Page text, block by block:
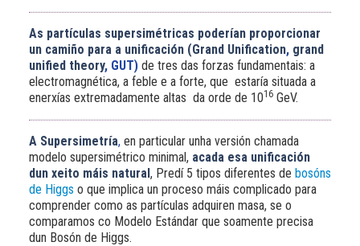
As partículas supersimétricas poderían proporcionar
un camiño para a unificación (Grand Unification, grand
unified theory, GUT) de tres das forzas fundamentais: a
electromagnética, a feble e a forte, que estaría situada a
enerxías extremadamente altas da orde de 1016 GeV.
A Supersimetría, en particular unha versión chamada
modelo supersimétrico minimal, acada esa unificación
dun xeito máis natural, Predí 5 tipos diferentes de bosóns
de Higgs o que implica un proceso máis complicado para
comprender como as partículas adquiren masa, se o
comparamos co Modelo Estándar que soamente precisa
dun Bosón de Higgs.